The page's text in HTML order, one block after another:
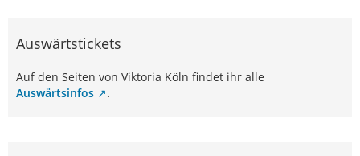
Auswärtstickets
Auf den Seiten von Viktoria Köln findet ihr alle
Auswärtsinfos
.